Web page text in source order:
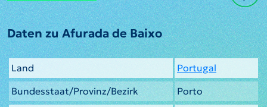
Daten zu Afurada de Baixo
Land
Portugal
Bundesstaat/Provinz/Bezirk
Porto